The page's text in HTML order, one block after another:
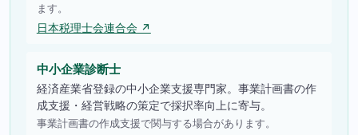
ます。
日本税理士会連合会 ↗
中小企業診断士
経済産業省登録の中小企業支援専門家。事業計画書の作
成支援・経営戦略の策定で採択率向上に寄与。
事業計画書の作成支援で関与する場合があります。